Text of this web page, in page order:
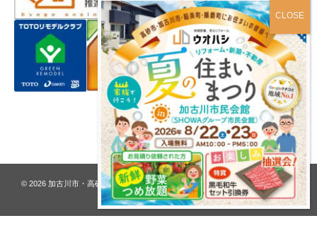
プライバシーポリシー
© 2026 加古川市・高砂市 夢リフォーム ウオハシ – 創業128年の老舗. All rights
reserved.